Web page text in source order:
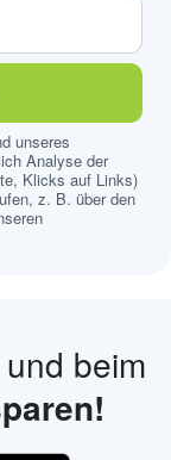
unseres
Analyse der
Klicks auf Links)
z. B. über den
beim